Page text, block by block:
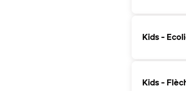
Kids -
Kids -